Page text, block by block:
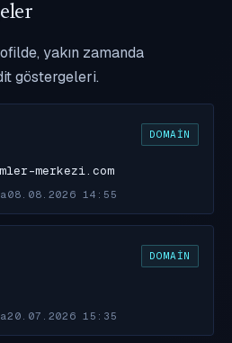
yakın zamanda
göstergeleri.
DOMAIN
merkezi.com
08.08.2026 14:55
DOMAIN
20.07.2026 15:35